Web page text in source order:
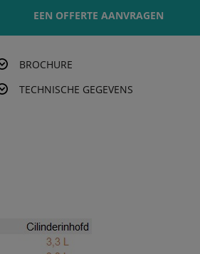
EEN OFFERTE AANVRAGEN
BROCHURE
TECHNISCHE GEGEVENS